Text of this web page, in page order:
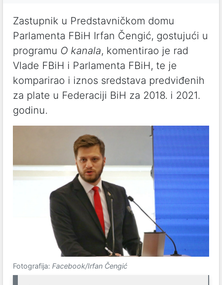
Zastupnik u Predstavničkom domu
Parlamenta FBiH Irfan Čengić, gostujući u
programu O kanala, komentirao je rad
Vlade FBiH i Parlamenta FBiH, te je
komparirao i iznos sredstava predviđenih
za plate u Federaciji BiH za 2018. i 2021.
godinu.
Fotografija: Facebook/Irfan Čengić